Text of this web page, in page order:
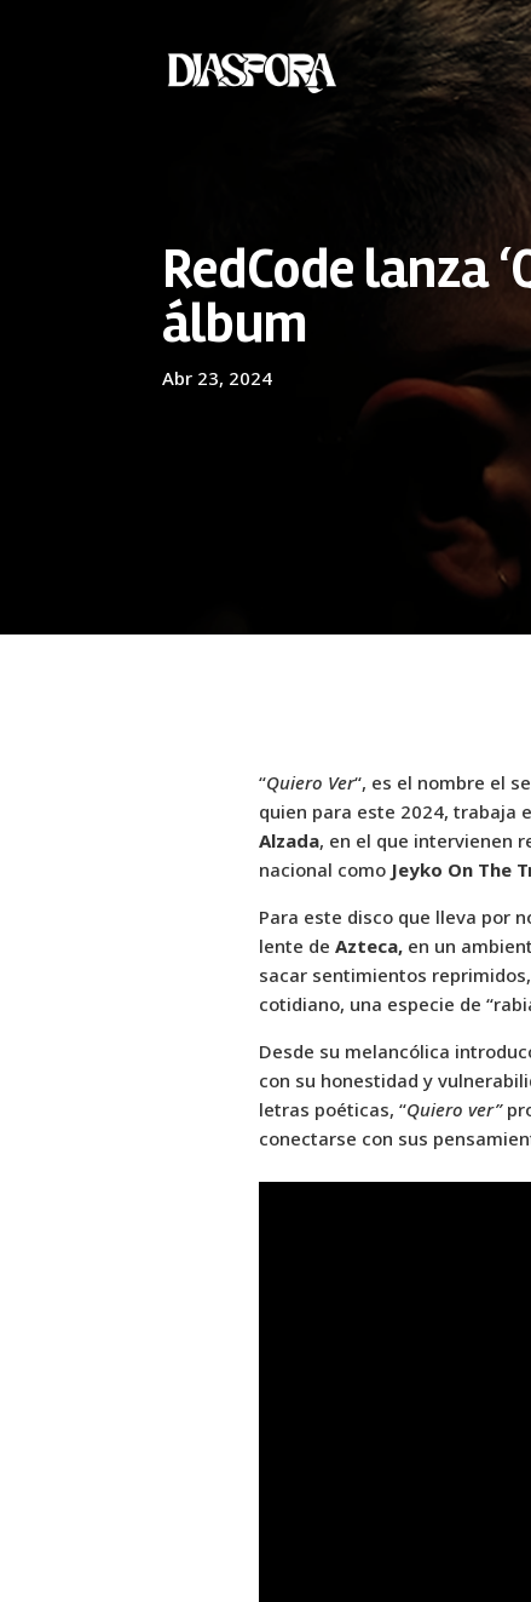
RedCode lanza
álbum
Abr 23, 2024
“Quiero Ver“, es el nombre el
quien para este 2024, trabaja
Alzada, en el que intervienen
nacional como Jeyko On The
Para este disco que lleva por
lente de Azteca,en un
sacar sentimientos
cotidiano, una especie de
Desde su melancólica
con su honestidad y
letras poéticas, “Quiero ver”
conectarse con sus